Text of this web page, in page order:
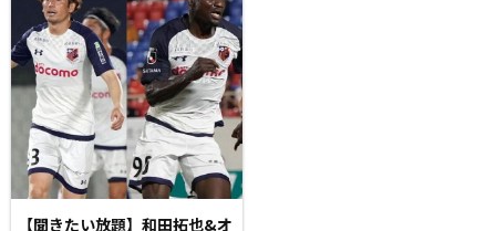
【聞きたい放題】和田拓也&オ